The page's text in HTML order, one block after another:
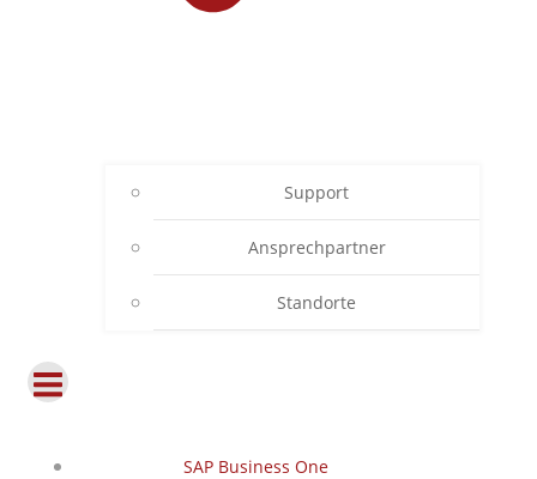
Support
Ansprechpartner
Standorte
SAP Business One